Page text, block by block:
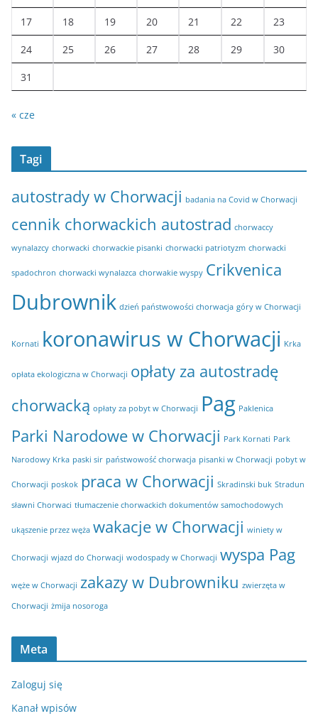
17 18 19 20 21 22 23
24 25 26 27 28 29 30
31
« cze
Tagi
autostrady w Chorwacji badania na Covid w Chorwacji
cennik chorwackich autostrad chorwaccy
wynalazcy chorwacki chorwackie pisanki chorwacki patriotyzm chorwacki
spadochron chorwacki wynalazca chorwakie wyspy Crikvenica
Dubrownik dzień państwowości chorwacja góry w Chorwacji
Kornati koronawirus w Chorwacji Krka
opłata ekologiczna w Chorwacji opłaty za autostradę
chorwacką opłaty za pobyt w Chorwacji Pag Paklenica
Parki Narodowe w Chorwacji Park Kornati Park
Narodowy Krka paski sir państwowość chorwacja pisanki w Chorwacji pobyt w
Chorwacji poskok praca w Chorwacji Skradinski buk Stradun
sławni Chorwaci tłumaczenie chorwackich dokumentów samochodowych
ukąszenie przez węża wakacje w Chorwacji winiety w
Chorwacji wjazd do Chorwacji wodospady w Chorwacji wyspa Pag
węże w Chorwacji zakazy w Dubrowniku zwierzęta w
Chorwacji żmija nosoroga
Meta
Zaloguj się
Kanał wpisów